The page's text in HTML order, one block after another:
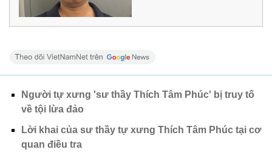
Người tự xưng 'sư thầy Thích Tâm Phúc' bị truy tố
về tội lừa đảo
Lời khai của sư thầy tự xưng Thích Tâm Phúc tại cơ
quan điều tra